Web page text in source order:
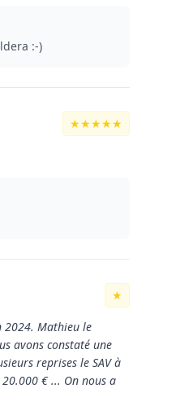
:-)
★★★★★
★
2024. Mathieu le
avons constaté une
reprises le SAV à
€ ... On nous a